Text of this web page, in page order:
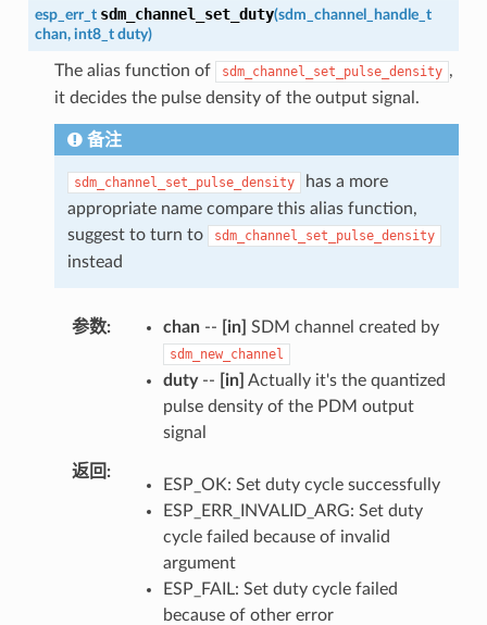
esp_err_t sdm_channel_set_duty(sdm_channel_handle_t
chan, int8_t duty)
The alias function of sdm_channel_set_pulse_density ,
it decides the pulse density of the output signal.
备注
sdm_channel_set_pulse_density
has a more
appropriate name compare this alias function,
suggest to turn to
sdm_channel_set_pulse_density
instead
参数 chan-- [in] SDM channel created by
sdm_new_channel
duty-- [in] Actually it's the quantized
pulse density of the PDM output
signal
返回
ESP_OK: Set duty cycle successfully
ESP_ERR_INVALID_ARG: Set duty
cycle failed because of invalid
argument
ESP_FAIL: Set duty cycle failed
because of other error